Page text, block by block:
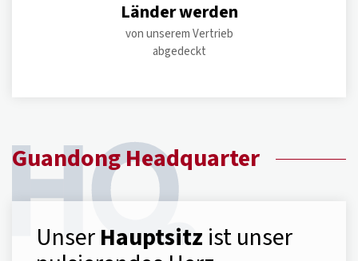
Länder werden
von unserem Vertrieb
abgedeckt
Guandong Headquarter
Unser Hauptsitz ist unser